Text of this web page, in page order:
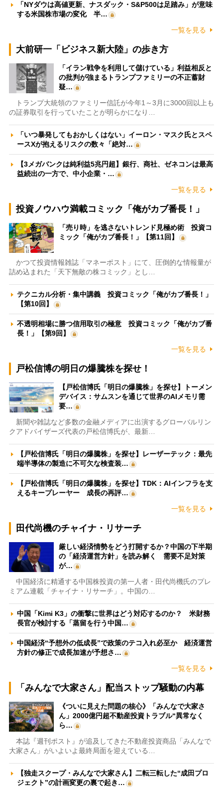
「NYダウは高値更新、ナスダック・S&P500は足踏み」が意味
する米国株市場の変化 半…
一覧を見る
大前研一「ビジネス新大陸」の歩き方
「イラン戦争を利用して儲けている」利益相反と
の批判が強まるトランプファミリーの不正蓄財
疑…
トランプ大統領のファミリー信託が今年1～3月に3000回以上も
の証券取引を行っていたことが明らかになり…
「いつ暴発してもおかしくはない」イーロン・マスク氏とスペ
ースXが抱えるリスクの数々「絶対…
【3メガバンクは純利益5兆円超】銀行、商社、ゼネコンは最高
益続出の一方で、中小企業・…
一覧を見る
投資ノウハウ満載コミック「俺がカブ番長！」
「売り時」を逃さないトレンド見極め術 投資コ
ミック「俺がカブ番長！」【第11回】
かつて投資情報雑誌「マネーポスト」にて、圧倒的な情報量が
詰め込まれた「天下無敵の株コミック」とし…
テクニカル分析・集中講義 投資コミック「俺がカブ番長！」
【第10回】
不透明相場に勝つ信用取引の極意 投資コミック「俺がカブ番
長！」【第9回】
一覧を見る
戸松信博の明日の爆騰株を探せ！
【戸松信博氏「明日の爆騰株」を探せ】トーメン
デバイス：サムスンを通じて世界のAIメモリ需
要…
新聞や雑誌など多数の金融メディアに出演するグローバルリン
クアドバイザーズ代表の戸松信博氏が、最新…
【戸松信博氏「明日の爆騰株」を探せ】レーザーテック：最先
端半導体の製造に不可欠な検査装…
【戸松信博氏「明日の爆騰株」を探せ】TDK：AIインフラを支
えるキープレーヤー 成長の再評…
一覧を見る
田代尚機のチャイナ・リサーチ
厳しい経済情勢をどう打開するか？中国の下半期
の「経済運営方針」を読み解く 需要不足対策
が…
中国経済に精通する中国株投資の第一人者・田代尚機氏のプレ
ミアム連載「チャイナ・リサーチ」。中国の…
中国「Kimi K3」の衝撃に世界はどう対応するのか？ 米財務
長官が検討する「蒸留を行う中国…
中国経済“予想外の低成長”で政策のテコ入れ必至か 経済運営
方針の修正で成長加速が予想さ…
一覧を見る
「みんなで大家さん」配当ストップ騒動の内幕
《ついに見えた問題の核心》「みんなで大家さ
ん」2000億円超不動産投資トラブル“異常なく
ら…
本誌『週刊ポスト』が追及してきた不動産投資商品「みんなで
大家さん」がいよいよ最終局面を迎えている…
【独走スクープ・みんなで大家さん】二転三転した“成田プロ
ジェクト”の計画変更の裏で起き…